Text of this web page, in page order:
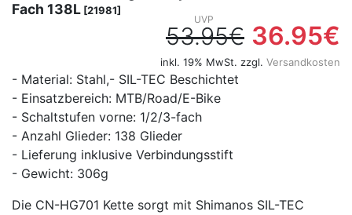
Fach 138L [21981]
53.95€ 36.95€
inkl. 19% MwSt. zzgl. Versandkosten
- Material: Stahl,- SIL-TEC Beschichtet
- Einsatzbereich: MTB/Road/E-Bike
- Schaltstufen vorne: 1/2/3-fach
- Anzahl Glieder: 138 Glieder
- Lieferung inklusive Verbindungsstift
- Gewicht: 306g
Die CN-HG701 Kette sorgt mit Shimanos SIL-TEC